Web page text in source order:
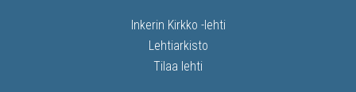
Inkerin Kirkko -lehti
Lehtiarkisto
Tilaa lehti